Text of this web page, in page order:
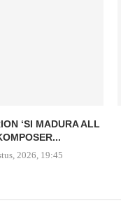
‘SI MADURA ALL
2026, 19:45